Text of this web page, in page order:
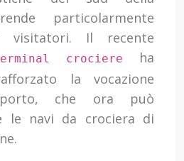
particolarmente
visitatori. Il recente
crociere
ha
la vocazione
che ora può
le navi da crociera di